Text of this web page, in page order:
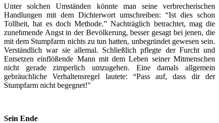
Unter solchen Umständen könnte man seine verbrecherischen
Handlungen mit dem Dichterwort umschreiben: “Ist dies schon
Tollheit, hat es doch Methode.” Nachträglich betrachtet, mag die
zunehmende Angst in der Bevölkerung, besser gesagt bei jenen, die
mit dem Stumpfarm nichts zu tun hatten, unbegründet gewesen sein.
Verständlich war sie allemal. Schließlich pflegte der Furcht und
Entsetzen einflößende Mann mit dem Leben seiner Mitmenschen
nicht gerade zimperlich umzugehen. Eine damals allgemein
gebräuchliche Verhaltensregel lautete: “Pass auf, dass dir der
Stumpfarm nicht begegnet!"
Sein Ende